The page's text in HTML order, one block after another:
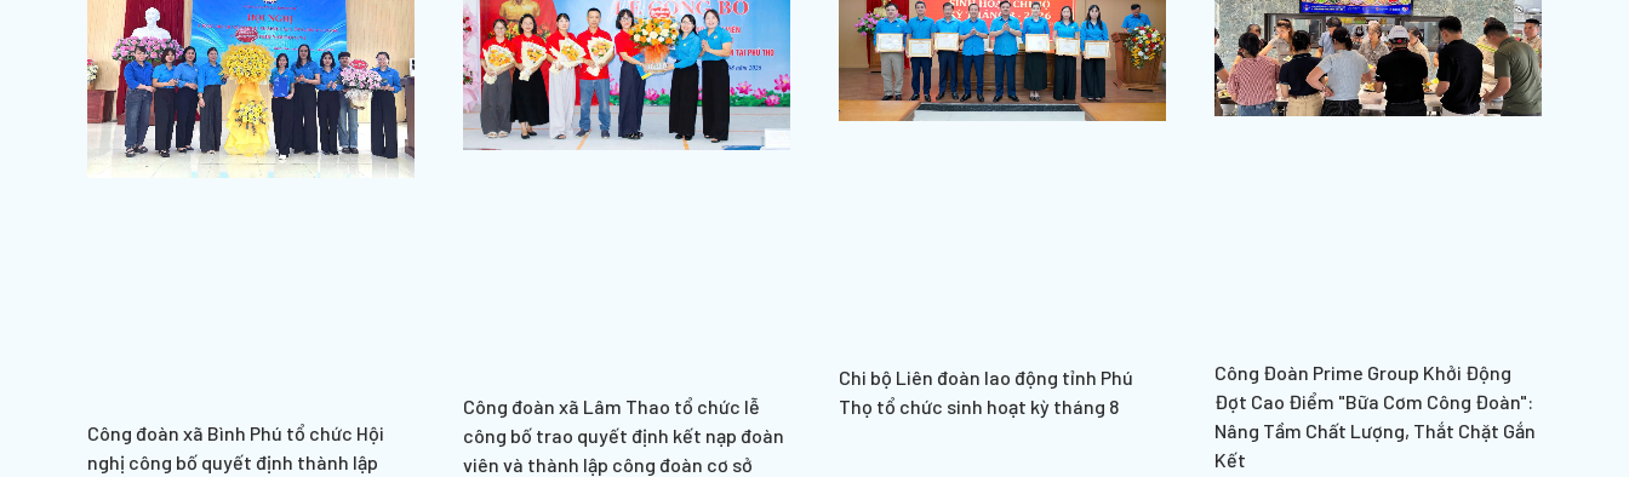
Công đoàn xã Bình Phú tổ chức Hội
nghị công bố quyết định thành lập
Công đoàn xã Lâm Thao tổ chức lễ
công bố trao quyết định kết nạp đoàn
viên và thành lập công đoàn cơ sở
Chi bộ Liên đoàn lao động tỉnh Phú
Thọ tổ chức sinh hoạt kỳ tháng 8
Công Đoàn Prime Group Khởi Động
Đợt Cao Điểm "Bữa Cơm Công Đoàn":
Nâng Tầm Chất Lượng, Thắt Chặt Gắn
Kết